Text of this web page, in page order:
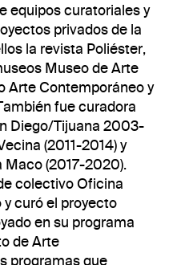
equipos curatoriales y
privados de la
la revista Poliéster,
Museo de Arte
Arte Contemporáneo y
fue curadora
Diego/Tijuana 2003-
(2011-2014) y
(2017-2020).
colectivo Oficina
curó el proyecto
en su programa
de Arte
programas que